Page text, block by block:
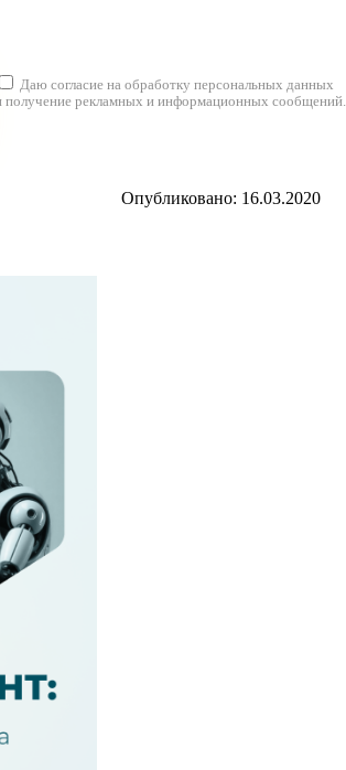
Даю согласие на обработку персональных данных
получение рекламных и информационных сообщений.
Опубликовано: 16.03.2020